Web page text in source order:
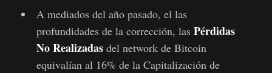
A mediados del año pasado, el las
profundidades de la corrección, las Pérdidas
No Realizadasdel network de Bitcoin
equivalían al 16% de la Capitalización de